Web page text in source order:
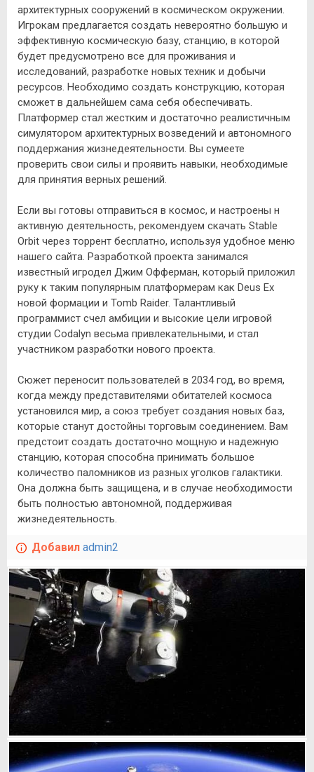
архитектурных сооружений в космическом окружении.
Игрокам предлагается создать невероятно большую и
эффективную космическую базу, станцию, в которой
будет предусмотрено все для проживания и
исследований, разработке новых техник и добычи
ресурсов. Необходимо создать конструкцию, которая
сможет в дальнейшем сама себя обеспечивать.
Платформер стал жестким и достаточно реалистичным
симулятором архитектурных возведений и автономного
поддержания жизнедеятельности. Вы сумеете
проверить свои силы и проявить навыки, необходимые
для принятия верных решений.
Если вы готовы отправиться в космос, и настроены н
активную деятельность, рекомендуем скачать Stable
Orbit через торрент бесплатно, используя удобное меню
нашего сайта. Разработкой проекта занимался
известный игродел Джим Офферман, который приложил
руку к таким популярным платформерам как Deus Ex
новой формации и Tomb Raider. Талантливый
программист счел амбиции и высокие цели игровой
студии Codalyn весьма привлекательными, и стал
участником разработки нового проекта.
Сюжет переносит пользователей в 2034 год, во время,
когда между представителями обитателей космоса
установился мир, а союз требует создания новых баз,
которые станут достойны торговым соединением. Вам
предстоит создать достаточно мощную и надежную
станцию, которая способна принимать большое
количество паломников из разных уголков галактики.
Она должна быть защищена, и в случае необходимости
быть полностью автономной, поддерживая
жизнедеятельность.
Добавил admin2